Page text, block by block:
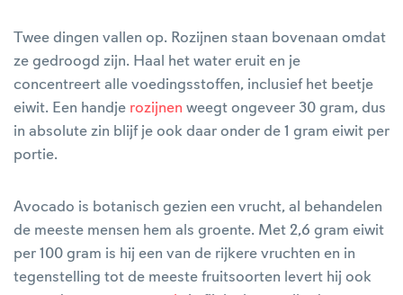
Twee dingen vallen op. Rozijnen staan bovenaan omdat
ze gedroogd zijn. Haal het water eruit en je
concentreert alle voedingsstoffen, inclusief het beetje
eiwit. Een handje rozijnen weegt ongeveer 30 gram, dus
in absolute zin blijf je ook daar onder de 1 gram eiwit per
portie.
Avocado is botanisch gezien een vrucht, al behandelen
de meeste mensen hem als groente. Met 2,6 gram eiwit
per 100 gram is hij een van de rijkere vruchten en in
tegenstelling tot de meeste fruitsoorten levert hij ook